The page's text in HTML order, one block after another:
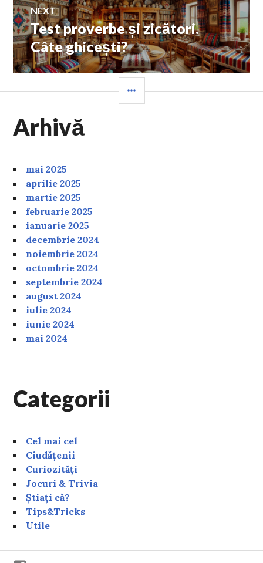
NEXT
Next
post:
Test proverbe și zicători.
Câte ghicești?
Arhivă
mai 2025
aprilie 2025
martie 2025
februarie 2025
ianuarie 2025
decembrie 2024
noiembrie 2024
octombrie 2024
septembrie 2024
august 2024
iulie 2024
iunie 2024
mai 2024
Categorii
Cel mai cel
Ciudățenii
Curiozități
Jocuri & Trivia
Știați că?
Tips&Tricks
Utile